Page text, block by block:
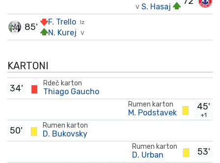
V S. Hasaj
Iz
F. Trello
V
N. Kurej
85'
KARTONI
Rdeč karton
Thiago Gaucho
34'
45'
+1
Rumen karton
M. Podstavek
Rumen karton
D. Bukovsky
50'
53'
Rumen karton
D. Urban